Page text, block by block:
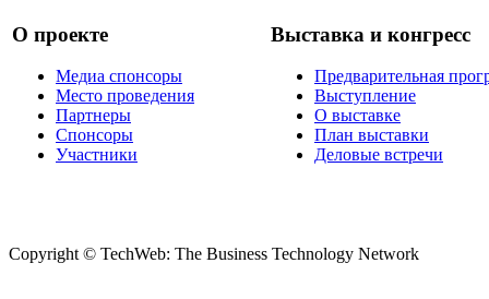
О проекте
Медиа спонсоры
Место проведения
Партнеры
Спонсоры
Участники
Выставка и конгресс
Предварительная
Выступление
О выставке
План выставки
Деловые встречи
Copyright © TechWeb: The Business Technology Network